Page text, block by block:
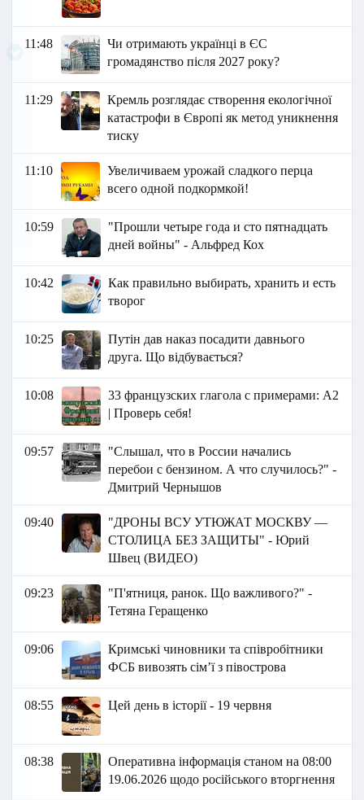
11:48
Чи отримають українці в ЄС
громадянство після 2027 року?
11:29
Кремль розглядає створення екологічної
катастрофи в Європі як метод уникнення
тиску
11:10
Увеличиваем урожай сладкого перца
всего одной подкормкой!
10:59
"Прошли четыре года и сто пятнадцать
дней войны" - Альфред Кох
10:42
Как правильно выбирать, хранить и есть
творог
10:25
Путін дав наказ посадити давнього
друга. Що відбувається?
10:08
33 французских глагола с примерами: А2
| Проверь себя!
09:57
"Слышал, что в России начались
перебои с бензином. А что случилось?" -
Дмитрий Чернышов
09:40
"ДРОНЫ ВСУ УТЮЖАТ МОСКВУ —
СТОЛИЦА БЕЗ ЗАЩИТЫ" - Юрий
Швец (ВИДЕО)
09:23
"П'ятниця, ранок. Що важливого?" -
Тетяна Геращенко
09:06
Кримські чиновники та співробітники
ФСБ вивозять сім’ї з півострова
08:55 Цей день в історії - 19 червня
08:38
Оперативна інформація станом на 08:00
19.06.2026 щодо російського вторгнення